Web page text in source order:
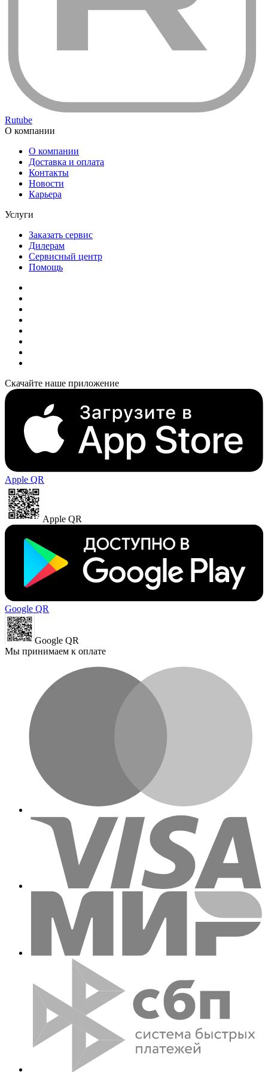
Rutube
О компании
О компании
Доставка и оплата
Контакты
Новости
Карьера
Услуги
Заказать сервис
Дилерам
Сервисный центр
Помощь
Скачайте наше приложение
Apple QR
Apple QR
Google QR
Google QR
Мы принимаем к оплате